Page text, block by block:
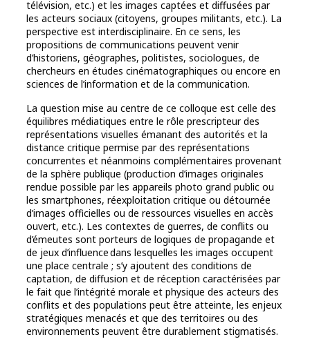
télévision, etc.) et les images captées et diffusées par
les acteurs sociaux (citoyens, groupes militants, etc.). La
perspective est interdisciplinaire. En ce sens, les
propositions de communications peuvent venir
d’historiens, géographes, politistes, sociologues, de
chercheurs en études cinématographiques ou encore en
sciences de l’information et de la communication.
La question mise au centre de ce colloque est celle des
équilibres médiatiques entre le rôle prescripteur des
représentations visuelles émanant des autorités et la
distance critique permise par des représentations
concurrentes et néanmoins complémentaires provenant
de la sphère publique (production d’images originales
rendue possible par les appareils photo grand public ou
les smartphones, réexploitation critique ou détournée
d’images officielles ou de ressources visuelles en accès
ouvert, etc.). Les contextes de guerres, de conflits ou
d’émeutes sont porteurs de logiques de propagande et
de jeux d’influence dans lesquelles les images occupent
une place centrale ; s’y ajoutent des conditions de
captation, de diffusion et de réception caractérisées par
le fait que l’intégrité morale et physique des acteurs des
conflits et des populations peut être atteinte, les enjeux
stratégiques menacés et que des territoires ou des
environnements peuvent être durablement stigmatisés.